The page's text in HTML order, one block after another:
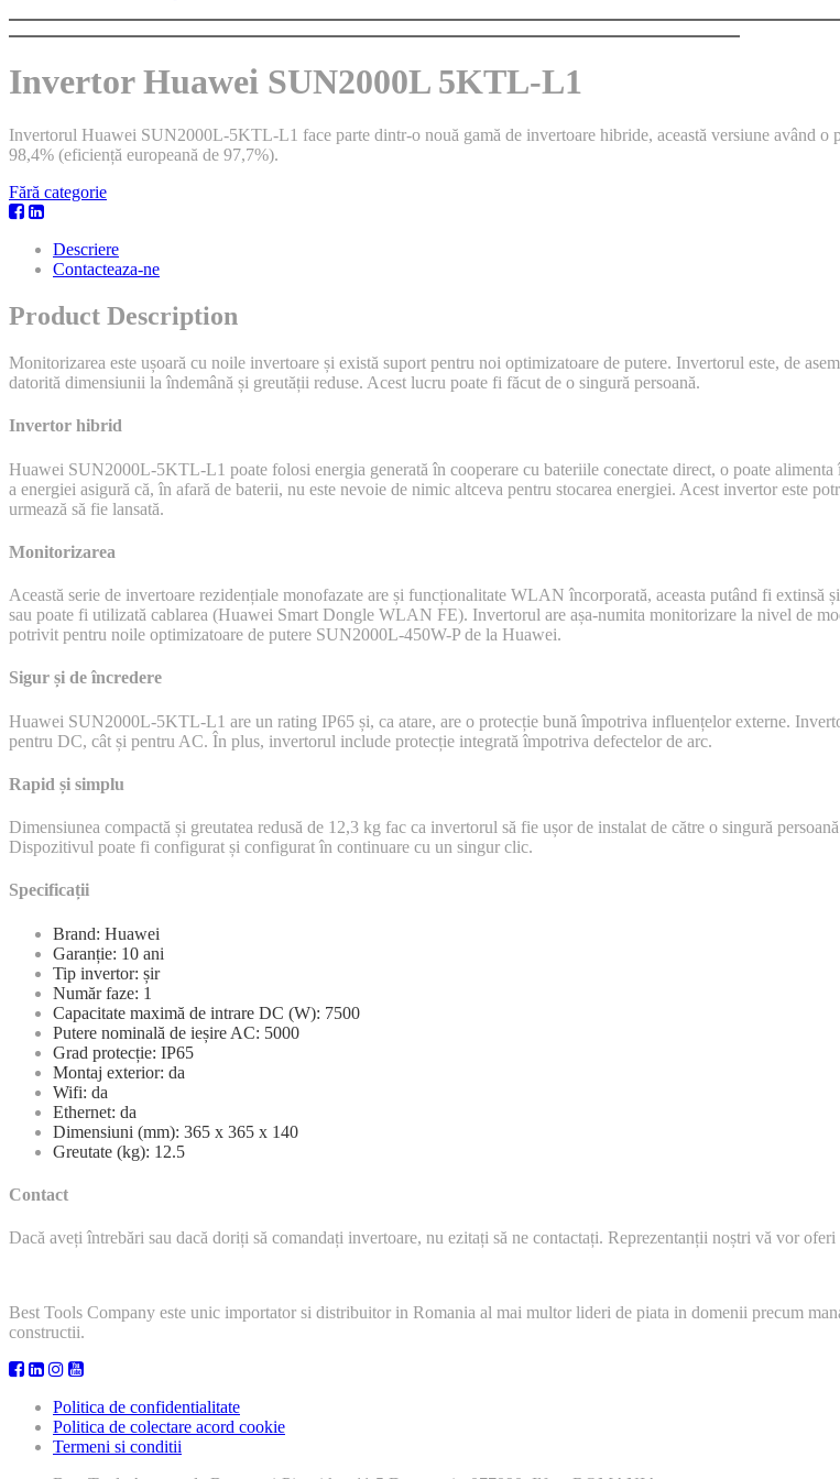
Invertor Huawei SUN2000L 5KTL-L1
Invertorul Huawei SUN2000L-5KTL-L1 face parte dintr-o nouă gamă de invertoare hibride, această versiune având
98,4% (eficiență europeană de 97,7%).
Fără categorie
Descriere
Contacteaza-ne
Product Description
Monitorizarea este ușoară cu noile invertoare și există suport pentru noi optimizatoare de putere. Invertorul este, de
datorită dimensiunii la îndemână și greutății reduse. Acest lucru poate fi făcut de o singură persoană.
Invertor hibrid
Huawei SUN2000L-5KTL-L1 poate folosi energia generată în cooperare cu bateriile conectate direct, o poate alimenta
a energiei asigură că, în afară de baterii, nu este nevoie de nimic altceva pentru stocarea energiei. Acest invertor este
urmează să fie lansată.
Monitorizarea
Această serie de invertoare rezidențiale monofazate are și funcționalitate WLAN încorporată, aceasta putând fi
sau poate fi utilizată cablarea (Huawei Smart Dongle WLAN FE). Invertorul are așa-numita monitorizare la nivel de
potrivit pentru noile optimizatoare de putere SUN2000L-450W-P de la Huawei.
Sigur și de încredere
Huawei SUN2000L-5KTL-L1 are un rating IP65 și, ca atare, are o protecție bună împotriva influențelor externe.
pentru DC, cât și pentru AC. În plus, invertorul include protecție integrată împotriva defectelor de arc.
Rapid și simplu
Dimensiunea compactă și greutatea redusă de 12,3 kg fac ca invertorul să fie ușor de instalat de către o singură
Dispozitivul poate fi configurat și configurat în continuare cu un singur clic.
Specificații
Brand: Huawei
Garanție: 10 ani
Tip invertor: șir
Număr faze: 1
Capacitate maximă de intrare DC (W): 7500
Putere nominală de ieșire AC: 5000
Grad protecție: IP65
Montaj exterior: da
Wifi: da
Ethernet: da
Dimensiuni (mm): 365 x 365 x 140
Greutate (kg): 12.5
Contact
Dacă aveți întrebări sau dacă doriți să comandați invertoare, nu ezitați să ne contactați. Reprezentanții noștri vă vor
Best Tools Company este unic importator si distribuitor in Romania al mai multor lideri de piata in domenii precum
constructii.
Politica de confidentialitate
Politica de colectare acord cookie
Termeni si conditii